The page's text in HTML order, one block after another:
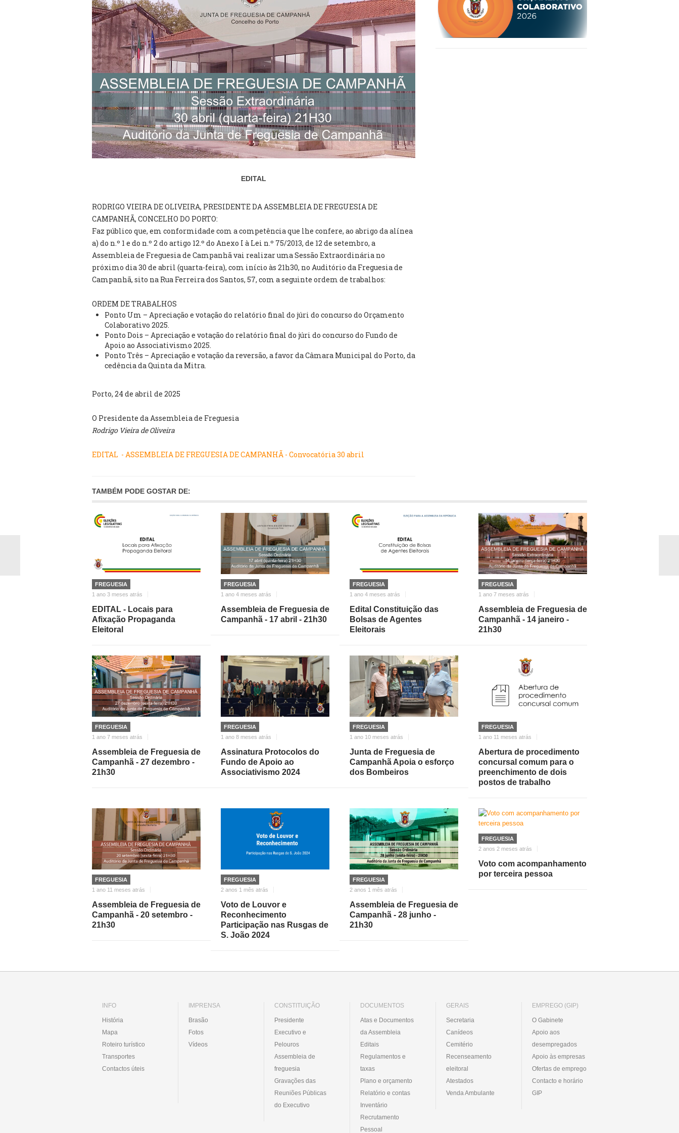
EDITAL
RODRIGO VIEIRA DE OLIVEIRA, PRESIDENTE DA ASSEMBLEIA DE FREGUESIA DE
CAMPANHÃ, CONCELHO DO PORTO:
Faz público que, em conformidade com a competência que lhe confere, ao abrigo da alínea
a) do n.º 1 e do n.º 2 do artigo 12.º do Anexo I à Lei n.º 75/2013, de 12 de setembro, a
Assembleia de Freguesia de Campanhã vai realizar uma Sessão Extraordinária no
próximo dia 30 de abril (quarta-feira), com início às 21h30, no Auditório da Freguesia de
Campanhã, sito na Rua Ferreira dos Santos, 57, com a seguinte ordem de trabalhos:
ORDEM DE TRABALHOS
Ponto Um – Apreciação e votação do relatório final do júri do concurso do Orçamento
Colaborativo 2025.
Ponto Dois – Apreciação e votação do relatório final do júri do concurso do Fundo de
Apoio ao Associativismo 2025.
Ponto Três – Apreciação e votação da reversão, a favor da Câmara Municipal do Porto, da
cedência da Quinta da Mitra.
Porto, 24 de abril de 2025
O Presidente da Assembleia de Freguesia
Rodrigo Vieira de Oliveira
EDITAL - ASSEMBLEIA DE FREGUESIA DE CAMPANHÃ - Convocatória 30 abril
TAMBÉM PODE GOSTAR DE:
FREGUESIA
1 ano 3 meses atrás
EDITAL - Locais para
Afixação Propaganda
Eleitoral
FREGUESIA
1 ano 4 meses atrás
Assembleia de Freguesia de
Campanhã - 17 abril - 21h30
FREGUESIA
1 ano 4 meses atrás
Edital Constituição das
Bolsas de Agentes
Eleitorais
FREGUESIA
1 ano 7 meses atrás
Assembleia de Freguesia de
Campanhã - 14 janeiro -
21h30
FREGUESIA
1 ano 7 meses atrás
Assembleia de Freguesia de
Campanhã - 27 dezembro -
21h30
FREGUESIA
1 ano 8 meses atrás
Assinatura Protocolos do
Fundo de Apoio ao
Associativismo 2024
FREGUESIA
1 ano 10 meses atrás
Junta de Freguesia de
Campanhã Apoia o esforço
dos Bombeiros
FREGUESIA
1 ano 11 meses atrás
Abertura de procedimento
concursal comum para o
preenchimento de dois
postos de trabalho
FREGUESIA
1 ano 11 meses atrás
Assembleia de Freguesia de
Campanhã - 20 setembro -
21h30
FREGUESIA
2 anos 1 mês atrás
Voto de Louvor e
Reconhecimento
Participação nas Rusgas de
S. João 2024
FREGUESIA
2 anos 1 mês atrás
Assembleia de Freguesia de
Campanhã - 28 junho -
21h30
FREGUESIA
2 anos 2 meses atrás
Voto com acompanhamento
por terceira pessoa
INFO
História
Mapa
Roteiro turístico
Transportes
Contactos úteis
IMPRENSA
Brasão
Fotos
Vídeos
CONSTITUIÇÃO
Presidente
Executivo e
Pelouros
Assembleia de
freguesia
Gravações das
Reuniões Públicas
do Executivo
DOCUMENTOS
Atas e Documentos
da Assembleia
Editais
Regulamentos e
taxas
Plano e orçamento
Relatório e contas
Inventário
Recrutamento
Pessoal
GERAIS
Secretaria
Canídeos
Cemitério
Recenseamento
eleitoral
Atestados
Venda Ambulante
EMPREGO (GIP)
O Gabinete
Apoio aos
desempregados
Apoio às empresas
Ofertas de emprego
Contacto e horário
GIP